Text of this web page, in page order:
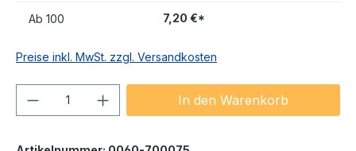
Ab 100 7,20 €*
Preise inkl. MwSt. zzgl. Versandkosten
Produkt Anzahl: Gib denIn den Warenkorb